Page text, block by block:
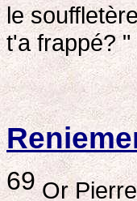
le
t'a frappé? "
69Or